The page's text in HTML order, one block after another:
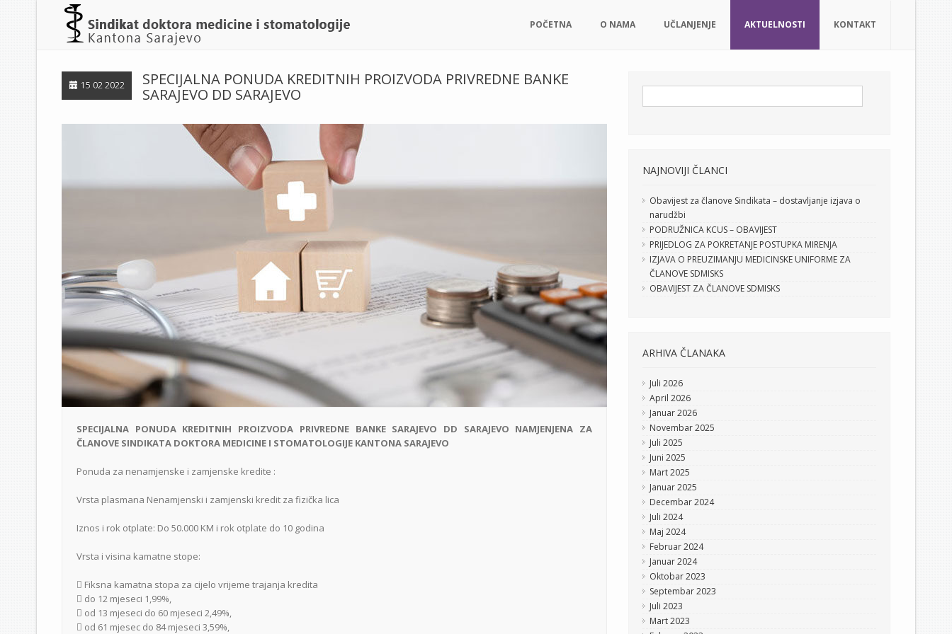
POČETNA O NAMA UČLANJENJE AKTUELNOSTI KONTAKT
15 02 2022
SPECIJALNA PONUDA KREDITNIH PROIZVODA PRIVREDNE BANKE
SARAJEVO DD SARAJEVO
SPECIJALNA PONUDA KREDITNIH PROIZVODA PRIVREDNE BANKE SARAJEVO DD SARAJEVO NAMJENJENA ZA
ČLANOVE SINDIKATA DOKTORA MEDICINE I STOMATOLOGIJE KANTONA SARAJEVO
Ponuda za nenamjenske i zamjenske kredite :
Vrsta plasmana Nenamjenski i zamjenski kredit za fizička lica
Iznos i rok otplate: Do 50.000 KM i rok otplate do 10 godina
Vrsta i visina kamatne stope:
 Fiksna kamatna stopa za cijelo vrijeme trajanja kredita
 do 12 mjeseci 1,99%,
 od 13 mjeseci do 60 mjeseci 2,49%,
 od 61 mjesec do 84 mjeseci 3,59%,
NAJNOVIJI ČLANCI
Obavijest za članove Sindikata – dostavljanje izjava o
narudžbi
PODRUŽNICA KCUS – OBAVIJEST
PRIJEDLOG ZA POKRETANJE POSTUPKA MIRENJA
IZJAVA O PREUZIMANJU MEDICINSKE UNIFORME ZA
ČLANOVE SDMISKS
OBAVIJEST ZA ČLANOVE SDMISKS
ARHIVA ČLANAKA
Juli 2026
April 2026
Januar 2026
Novembar 2025
Juli 2025
Juni 2025
Mart 2025
Januar 2025
Decembar 2024
Juli 2024
Maj 2024
Februar 2024
Januar 2024
Oktobar 2023
Septembar 2023
Juli 2023
Mart 2023